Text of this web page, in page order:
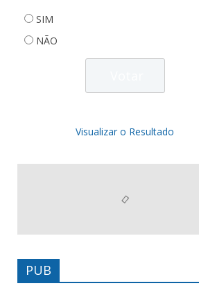
SIM
NÃO
Visualizar o Resultado
PUB